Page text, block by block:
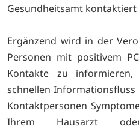
Gesundheitsamt kontaktiert
Ergänzend wird in der
Personen mit positivem
Kontakte zu
schnellen Informationsfluss
Kontaktpersonen
Ihrem Hausarzt